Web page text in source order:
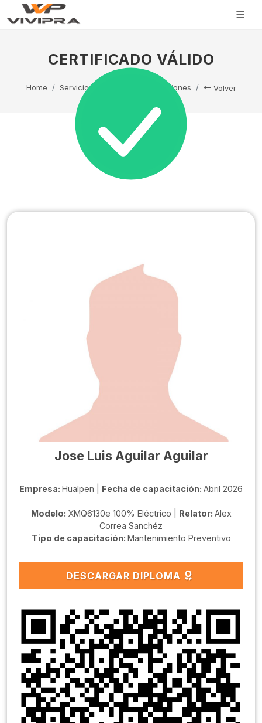
CERTIFICADO VÁLIDO
Home Servicio Técnico Capacitaciones Volver
Jose Luis Aguilar Aguilar
Empresa: Hualpen | Fecha de capacitación: Abril 2026
Modelo: XMQ6130e 100% Eléctrico | Relator: Alex
Correa Sanchéz
Tipo de capacitación: Mantenimiento Preventivo
DESCARGAR DIPLOMA